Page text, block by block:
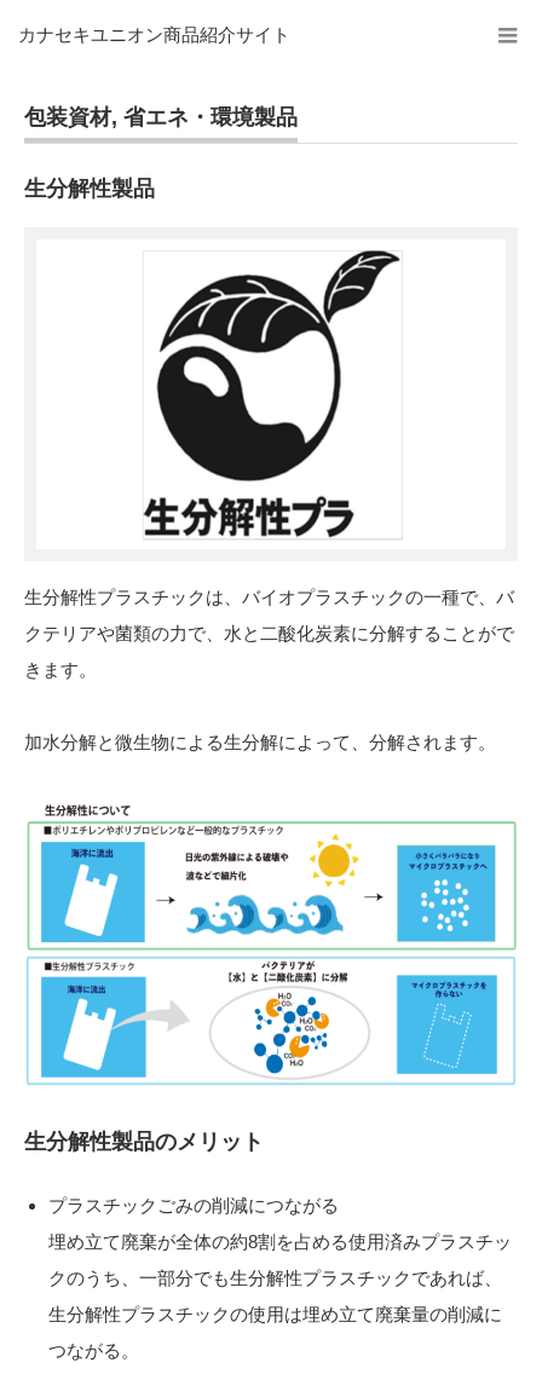
カナセキユニオン商品紹介サイト
包装資材, 省エネ・環境製品
生分解性製品
生分解性プラスチックは、バイオプラスチックの一種で、バ
クテリアや菌類の力で、水と二酸化炭素に分解することがで
きます。
加水分解と微生物による生分解によって、分解されます。
生分解性製品のメリット
プラスチックごみの削減につながる
埋め立て廃棄が全体の約8割を占める使用済みプラスチッ
クのうち、一部分でも生分解性プラスチックであれば、
生分解性プラスチックの使用は埋め立て廃棄量の削減に
つながる。